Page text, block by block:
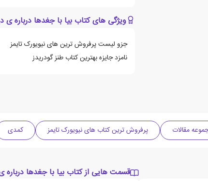
ویژگی های کتاب بیا با جغدها درباره ی
جزو لیست پرفروش ترین های نیویورک تایمز
نامزد جایزه بهترین کتاب طنز گودریدز
مقالات پرفروش ترین کتاب های نیویورک تایمز کمدی
قسمت هایی از کتاب بیا با جغدها